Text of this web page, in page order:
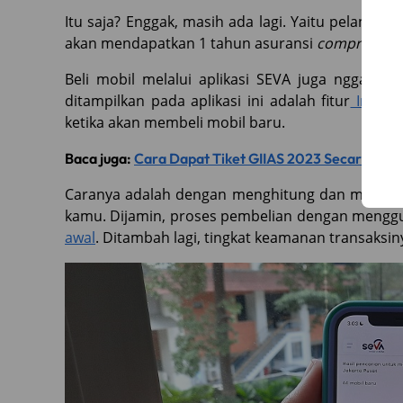
Itu saja? Enggak, masih ada lagi. Yaitu
akan mendapatkan 1 tahun asuransi
Beli mobil melalui aplikasi SEVA juga nggak
ditampilkan pada aplikasi ini adalah fitur
ketika akan membeli mobil baru.
Baca juga: Cara Dapat Tiket GIIAS 2023 Secara
Caranya adalah dengan menghitung dan
kamu. Dijamin, proses pembelian dengan
awal. Ditambah lagi, tingkat keamanan